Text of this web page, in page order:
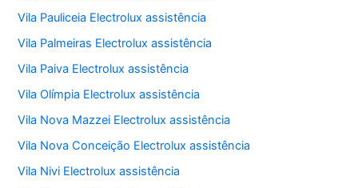
Vila Pauliceia Electrolux assistência
Vila Palmeiras Electrolux assistência
Vila Paiva Electrolux assistência
Vila Olímpia Electrolux assistência
Vila Nova Mazzei Electrolux assistência
Vila Nova Conceição Electrolux assistência
Vila Nivi Electrolux assistência